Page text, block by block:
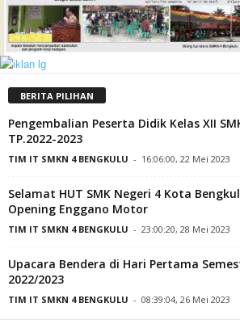
BERITA PILIHAN
Pengembalian Peserta Didik Kelas XII
TP.2022-2023
TIM IT SMKN 4 BENGKULU - 16:06:00, 22 Mei 2023
Selamat HUT SMK Negeri 4 Kota
Opening Enggano Motor
TIM IT SMKN 4 BENGKULU - 23:00:20, 28 Mei 2023
Upacara Bendera di Hari Pertama
2022/2023
TIM IT SMKN 4 BENGKULU - 08:39:04, 26 Mei 2023